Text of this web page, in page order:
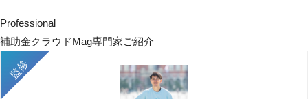
Professional
補助金クラウドMag専門家ご紹介